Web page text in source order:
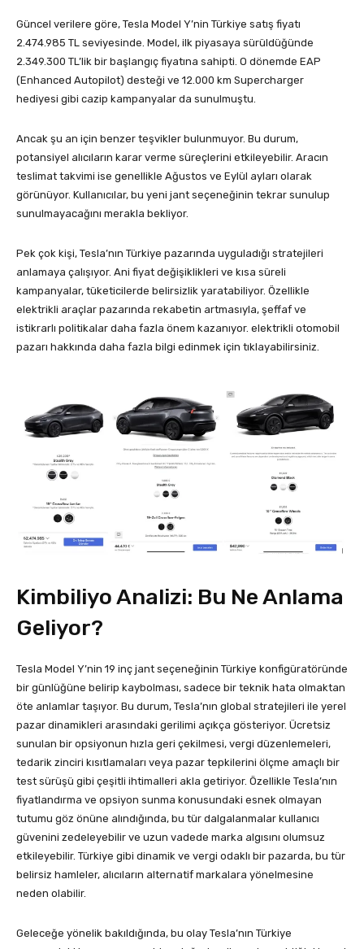
Güncel verilere göre, Tesla Model Y’nin Türkiye satış fiyatı
2.474.985 TL seviyesinde. Model, ilk piyasaya sürüldüğünde
2.349.300 TL’lik bir başlangıç fiyatına sahipti. O dönemde EAP
(Enhanced Autopilot) desteği ve 12.000 km Supercharger
hediyesi gibi cazip kampanyalar da sunulmuştu.
Ancak şu an için benzer teşvikler bulunmuyor. Bu durum,
potansiyel alıcıların karar verme süreçlerini etkileyebilir. Aracın
teslimat takvimi ise genellikle Ağustos ve Eylül ayları olarak
görünüyor. Kullanıcılar, bu yeni jant seçeneğinin tekrar sunulup
sunulmayacağını merakla bekliyor.
Pek çok kişi, Tesla’nın Türkiye pazarında uyguladığı stratejileri
anlamaya çalışıyor. Ani fiyat değişiklikleri ve kısa süreli
kampanyalar, tüketicilerde belirsizlik yaratabiliyor. Özellikle
elektrikli araçlar pazarında rekabetin artmasıyla, şeffaf ve
istikrarlı politikalar daha fazla önem kazanıyor. elektrikli otomobil
pazarı hakkında daha fazla bilgi edinmek için tıklayabilirsiniz.
Kimbiliyo Analizi: Bu Ne Anlama
Geliyor?
Tesla Model Y’nin 19 inç jant seçeneğinin Türkiye konfigüratöründe
bir günlüğüne belirip kaybolması, sadece bir teknik hata olmaktan
öte anlamlar taşıyor. Bu durum, Tesla’nın global stratejileri ile yerel
pazar dinamikleri arasındaki gerilimi açıkça gösteriyor. Ücretsiz
sunulan bir opsiyonun hızla geri çekilmesi, vergi düzenlemeleri,
tedarik zinciri kısıtlamaları veya pazar tepkilerini ölçme amaçlı bir
test sürüşü gibi çeşitli ihtimalleri akla getiriyor. Özellikle Tesla’nın
fiyatlandırma ve opsiyon sunma konusundaki esnek olmayan
tutumu göz önüne alındığında, bu tür dalgalanmalar kullanıcı
güvenini zedeleyebilir ve uzun vadede marka algısını olumsuz
etkileyebilir. Türkiye gibi dinamik ve vergi odaklı bir pazarda, bu tür
belirsiz hamleler, alıcıların alternatif markalara yönelmesine
neden olabilir.
Geleceğe yönelik bakıldığında, bu olay Tesla’nın Türkiye